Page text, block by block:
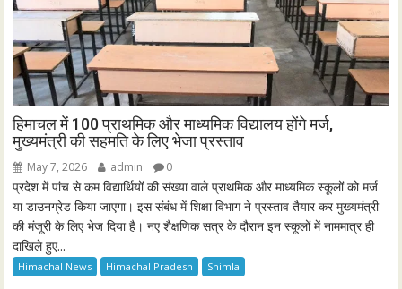
हिमाचल में 100 प्राथमिक और माध्यमिक विद्यालय होंगे मर्ज,
मुख्यमंत्री की सहमति के लिए भेजा प्रस्ताव
May 7, 2026 admin 0
प्रदेश में पांच से कम विद्यार्थियों की संख्या वाले प्राथमिक और माध्यमिक स्कूलों को मर्ज
या डाउनग्रेड किया जाएगा। इस संबंध में शिक्षा विभाग ने प्रस्ताव तैयार कर मुख्यमंत्री
की मंजूरी के लिए भेज दिया है। नए शैक्षणिक सत्र के दौरान इन स्कूलों में नाममात्र ही
दाखिले हुए...
Himachal News Himachal Pradesh Shimla